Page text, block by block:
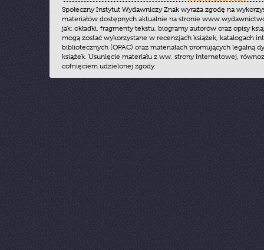
Społeczny Instytut Wydawniczy Znak wyraża zgodę na
materiałów dostępnych aktualnie na stronie
jak: okładki, fragmenty tekstu, biogramy autorów oraz opisy
mogą zostać wykorzystane w recenzjach książek, katalogach
bibliotecznych (OPAC) oraz materiałach promujących legalną
książek. Usunięcie materiału z ww. strony internetowej,
cofnięciem udzielonej zgody.